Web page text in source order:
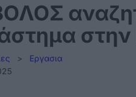
> Εργασια